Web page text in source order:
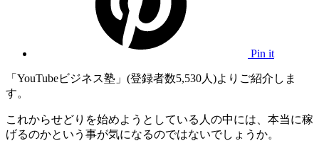
Pin it
「YouTubeビジネス塾」(登録者数5,530人)よりご紹介しま
す。
これからせどりを始めようとしている人の中には、本当に稼
げるのかという事が気になるのではないでしょうか。